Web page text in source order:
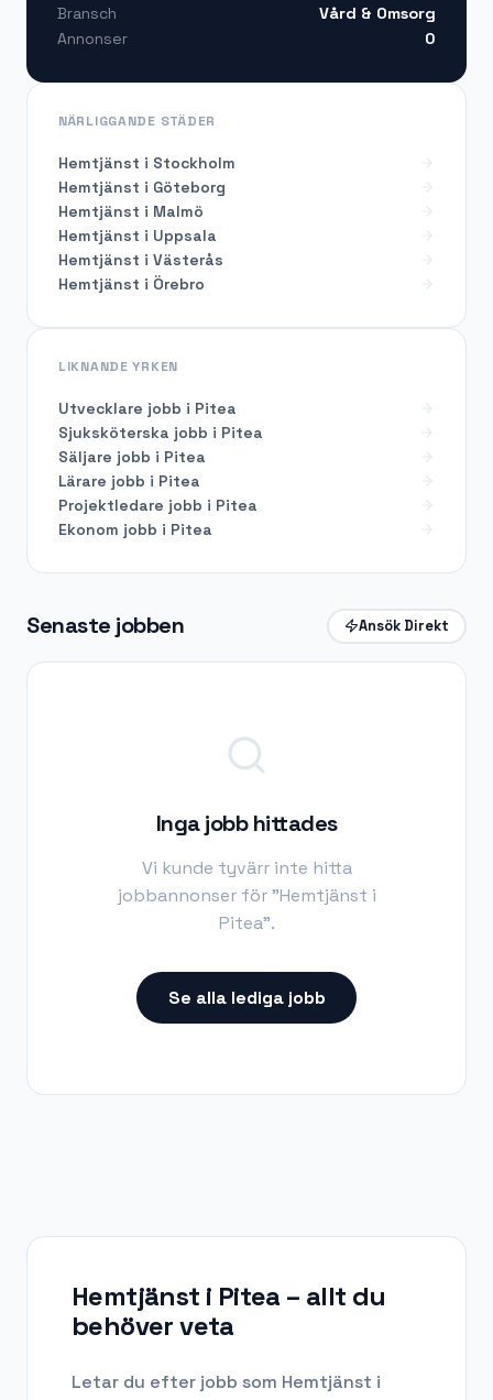
Senaste jobben Ansök Direkt
Inga jobb hittades
Vi kunde tyvärr inte hitta
jobbannonser för "Hemtjänst i
Pitea".
Se alla lediga jobb
Bransch
Vård & Omsorg
Annonser
0
NÄRLIGGANDE STÄDER
Hemtjänst i Stockholm
Hemtjänst i Göteborg
Hemtjänst i Malmö
Hemtjänst i Uppsala
Hemtjänst i Västerås
Hemtjänst i Örebro
LIKNANDE YRKEN
Utvecklare jobb i Pitea
Sjuksköterska jobb i Pitea
Säljare jobb i Pitea
Lärare jobb i Pitea
Projektledare jobb i Pitea
Ekonom jobb i Pitea
Hemtjänst i Pitea – allt du
behöver veta
Letar du efter jobb som Hemtjänst i